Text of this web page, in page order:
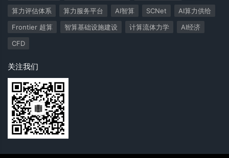
算力评估体系
算力服务平台 AI智算 SCNet
AI算力供给
Frontier 超算
智算基础设施建设 计算流体力学
AI经济
CFD
关注我们